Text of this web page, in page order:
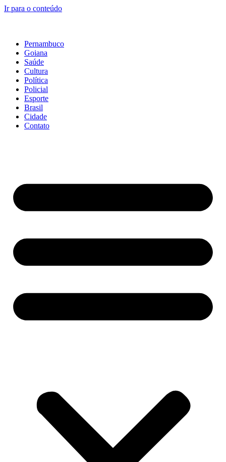
Ir para o conteúdo
Pernambuco
Goiana
Saúde
Cultura
Política
Policial
Esporte
Brasil
Cidade
Contato